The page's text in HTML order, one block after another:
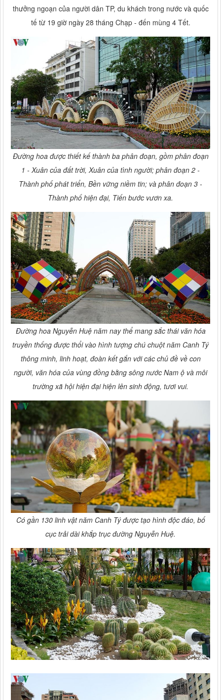
thưởng ngoạn của người dân TP, du khách trong nước và quốc
tế từ 19 giờ ngày 28 tháng Chạp - đến mùng 4 Tết.
Đường hoa được thiết kế thành ba phân đoạn, gồm phân đoạn
1 - Xuân của đất trời, Xuân của tình người; phân đoạn 2 -
Thành phố phát triển, Bền vững niềm tin; và phân đoạn 3 -
Thành phố hiện đại, Tiến bước vươn xa.
Đường hoa Nguyễn Huệ năm nay thể mang sắc thái văn hóa
truyền thống được thổi vào hình tượng chú chuột năm Canh Tý
thông minh, linh hoạt, đoàn kết gắn với các chủ đề về con
người, văn hóa của vùng đồng bằng sông nước Nam ộ và môi
trường xã hội hiện đại hiện lên sinh động, tươi vui.
Có gần 130 linh vật năm Canh Tý được tạo hình độc đáo, bố
cục trải dài khắp trục đường Nguyễn Huệ.